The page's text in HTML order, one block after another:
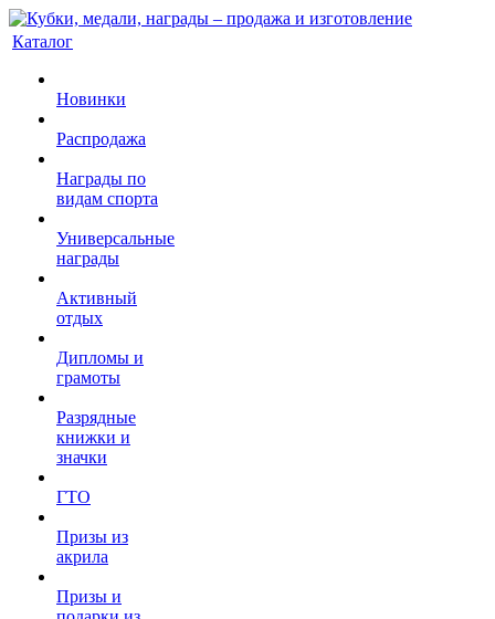
Каталог
Новинки
Распродажа
Награды по
видам спорта
Универсальные
награды
Активный
отдых
Дипломы и
грамоты
Разрядные
книжки и
значки
ГТО
Призы из
акрила
Призы и